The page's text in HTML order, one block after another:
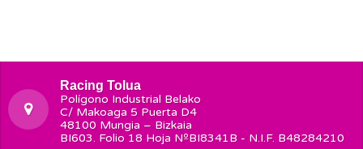
Racing Tolua
Polígono Industrial Belako
C/ Makoaga 5 Puerta D4
48100 Mungia – Bizkaia
BI603. Folio 18 Hoja NºBI8341B - N.I.F. B48284210